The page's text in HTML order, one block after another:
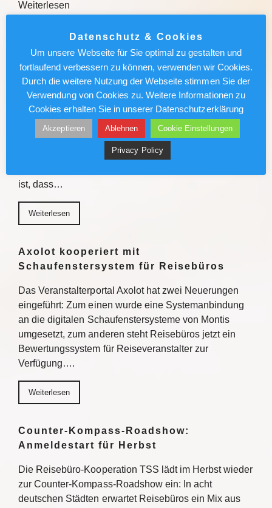
Weiterlesen
Weiterlesen
Sven Förster ist Biersommelier:
„Schmeckt mir nicht, akzeptiere ich
nicht“
Er hat seine Leidenschaft zum Beruf gemacht: Sven
Förster ist Biersommelier und ein absoluter
Genussmensch. Der Wahlmünsteraner erklärt, was ein
ist, dass…
Weiterlesen
Axolot kooperiert mit
Schaufenstersystem für Reisebüros
Das Veranstalterportal Axolot hat zwei Neuerungen
eingeführt: Zum einen wurde eine Systemanbindung
an die digitalen Schaufenstersysteme von Montis
umgesetzt, zum anderen steht Reisebüros jetzt ein
Bewertungssystem für Reiseveranstalter zur
Verfügung….
Weiterlesen
Counter-Kompass-Roadshow:
Anmeldestart für Herbst
Die Reisebüro-Kooperation TSS lädt im Herbst wieder
zur Counter-Kompass-Roadshow ein: In acht
deutschen Städten erwartet Reisebüros ein Mix aus
Datenschutz & Cookies
Um unsere Webseite für Sie optimal zu gestalten und
fortlaufend verbessern zu können, verwenden wir Cookies.
Durch die weitere Nutzung der Webseite stimmen Sie der
Verwendung von Cookies zu. Weitere Informationen zu
Cookies erhalten Sie in unserer Datenschutzerklärung
Akzeptieren Ablehnen Cookie Einstellungen
Privacy Policy